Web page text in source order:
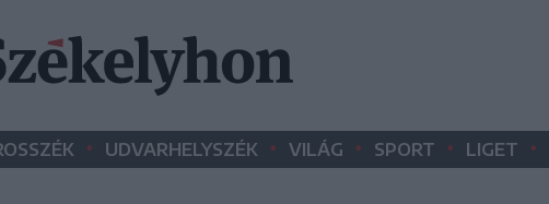
• UDVARHELYSZÉK • VILÁG • SPORT • LIGET •